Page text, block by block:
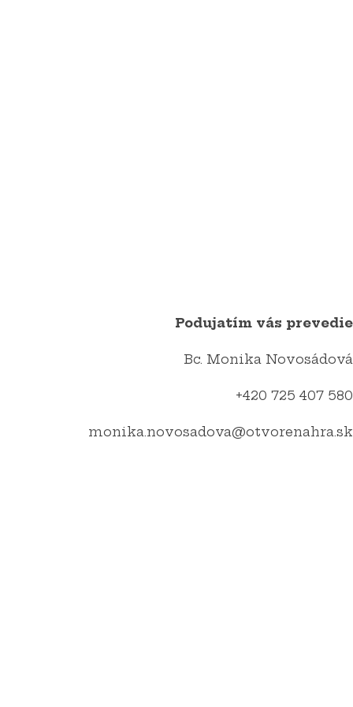
Podujatím vás prevedie
Bc. Monika Novosádová
+420 725 407 580
monika.novosadova@otvorenahra.sk